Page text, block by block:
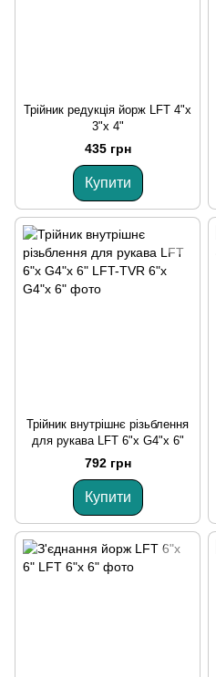
Трійник редукція йорж LFT 4"х
3"х 4"
435 грн
Купити
Трійник внутрішнє різьблення
для рукава LFT 6"х G4"х 6"
792 грн
Купити